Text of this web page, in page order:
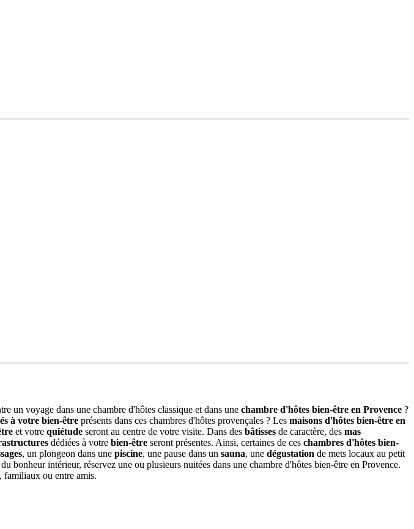
un voyage dans une chambre d'hôtes classique et dans une chambre d'hôtes bien-être en Provence ?
à votre bien-être présents dans ces chambres d'hôtes provençales ? Les maisons d'hôtes bien-être en
et votre quiétude seront au centre de votre visite. Dans des bâtisses de caractère, des mas
dédiées à votre bien-être seront présentes. Ainsi, certaines de ces chambres d'hôtes bien-
, un plongeon dans une piscine, une pause dans un sauna, une dégustation de mets locaux au petit
bonheur intérieur, réservez une ou plusieurs nuitées dans une chambre d'hôtes bien-être en Provence.
familiaux ou entre amis.